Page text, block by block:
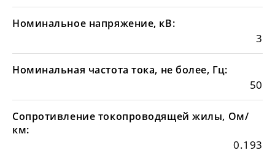
Номинальное напряжение, кВ:
3
Номинальная частота тока, не более, Гц:
50
Сопротивление токопроводящей жилы, Ом/
км:
0.193